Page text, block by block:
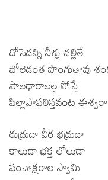
దోసెడన్ని నీళ్లు చల్లితే
బోలెడంత పొంగుతావు
పాలధారాలల్ల పోస్తే
పిల్లాపాపలిస్తవంట ఈశ్వరా
రుద్రుడా వీర భద్రుడా
కాలుడా భక్త లోలుడా
పంచాక్షరాల స్వామి